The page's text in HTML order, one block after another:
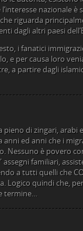
nazionale è
riguarda
dagli altri paesi
i fanatici
e per causa loro
a partire dagli
pieno di zingari,
anni ed anni che i
Nessuno è povero
familiari,
a tutti quelli che
Logico quindi che,
termine…